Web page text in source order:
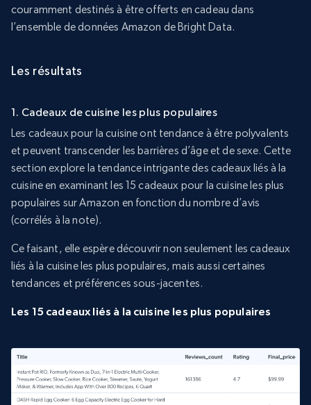
couramment destinés à être offerts en cadeau dans
l’ensemble de données Amazon de Bright Data.
Les résultats
1. Cadeaux de cuisine les plus populaires
Les cadeaux pour la cuisine ont tendance à être polyvalents
et peuvent transcender les barrières d’âge et de sexe. Cette
section explore la tendance intrigante des cadeaux liés à la
cuisine en examinant les 15 cadeaux pour la cuisine les plus
populaires sur Amazon en fonction du nombre d’avis
(corrélés à la note).
Ce faisant, elle espère découvrir non seulement les cadeaux
liés à la cuisine les plus populaires, mais aussi certaines
tendances et préférences sous-jacentes.
Les 15 cadeaux liés à la cuisine les plus populaires